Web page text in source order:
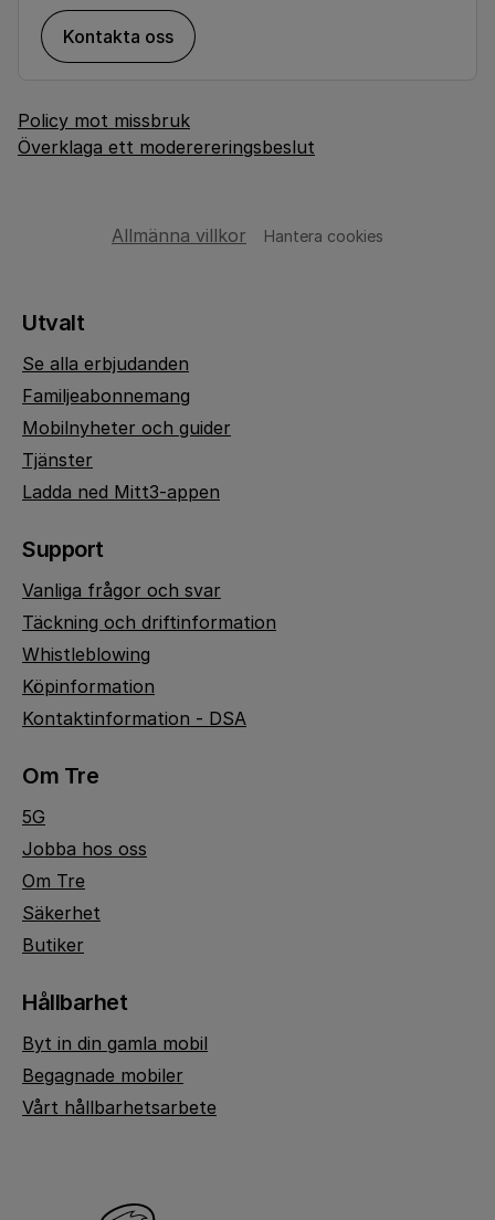
Kontakta oss
Policy mot missbruk
Överklaga ett moderereringsbeslut
Allmänna villkor Hantera cookies
Utvalt
Se alla erbjudanden
Familjeabonnemang
Mobilnyheter och guider
Tjänster
Ladda ned Mitt3-appen
Support
Vanliga frågor och svar
Täckning och driftinformation
Whistleblowing
Köpinformation
Kontaktinformation - DSA
Om Tre
5G
Jobba hos oss
Om Tre
Säkerhet
Butiker
Hållbarhet
Byt in din gamla mobil
Begagnade mobiler
Vårt hållbarhetsarbete